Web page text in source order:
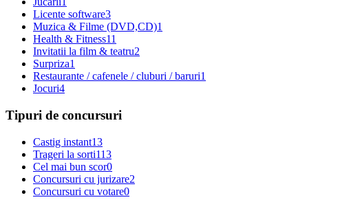
Licente software3
Muzica & Filme (DVD,CD)1
Health & Fitness11
Invitatii la film & teatru2
Surpriza1
Restaurante / cafenele / cluburi / baruri1
Jocuri4
Tipuri de concursuri
Castig instant13
Trageri la sorti113
Cel mai bun scor0
Concursuri cu jurizare2
Concursuri cu votare0